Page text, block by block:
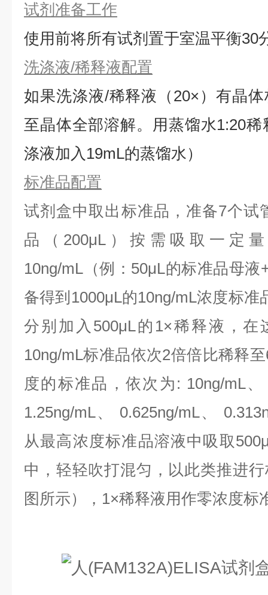
试剂准备工作
使用前将所有试剂置于室温平衡30
洗涤液/稀释液配置
如果洗涤液/稀释液（20×）有晶
⾄晶体全部溶解。用蒸馏水1:20
涤液加入19mL的蒸馏水）
标准品配置
试剂盒中取出标准品，准备7个试
品（200μL）按需吸取一定
10ng/mL（例：50μL的标准品母
备得到1000μL的10ng/mL浓度标准
分别加入500μL的1×稀释液，
10ng/mL标准品依次2倍倍比稀释
度的标准品，依次为: 10ng/mL
1.25ng/mL、 0.625ng/mL、
从最高浓度标准品溶液中吸取
中，轻轻吹打混匀，以此类推进
图所示），1×稀释液用作零浓度标